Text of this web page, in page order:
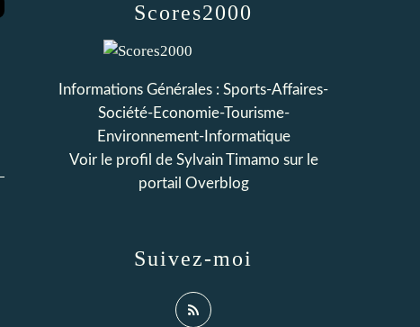
Scores2000
Informations Générales : Sports-Affaires-
Société-Economie-Tourisme-
Environnement-Informatique
Voir le profil de Sylvain Timamo sur le
portail Overblog
Suivez-moi